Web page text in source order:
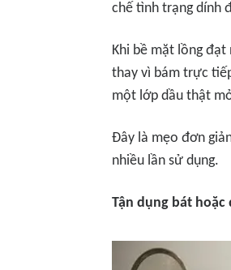
chế tình trạng dính
Khi bề mặt lồng
thay vì bám trực
một lớp dầu thật
Đây là mẹo đơn
nhiều lần sử dụng.
Tận dụng bát hoặc